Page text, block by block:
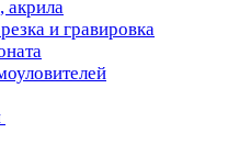
акрила
и гравировка